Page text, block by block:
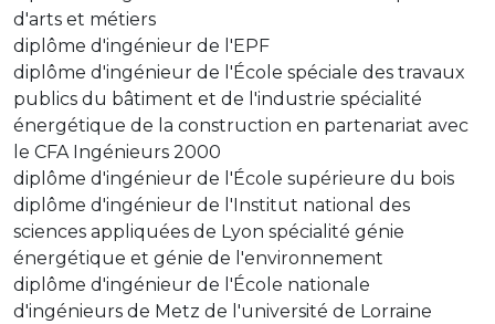
d'arts et métiers
diplôme d'ingénieur de l'EPF
diplôme d'ingénieur de l'École spéciale des travaux
publics du bâtiment et de l'industrie spécialité
énergétique de la construction en partenariat avec
le CFA Ingénieurs 2000
diplôme d'ingénieur de l'École supérieure du bois
diplôme d'ingénieur de l'Institut national des
sciences appliquées de Lyon spécialité génie
énergétique et génie de l'environnement
diplôme d'ingénieur de l'École nationale
d'ingénieurs de Metz de l'université de Lorraine